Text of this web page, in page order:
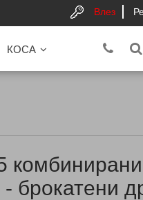
Влез
КОСА
комбинирани
- брокатени